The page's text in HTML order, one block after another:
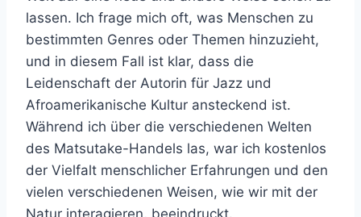
lassen. Ich frage mich oft, was Menschen zu
bestimmten Genres oder Themen hinzuzieht,
und in diesem Fall ist klar, dass die
Leidenschaft der Autorin für Jazz und
Afroamerikanische Kultur ansteckend ist.
Während ich über die verschiedenen Welten
des Matsutake-Handels las, war ich kostenlos
der Vielfalt menschlicher Erfahrungen und den
vielen verschiedenen Weisen, wie wir mit der
Natur interagieren, beeindruckt.